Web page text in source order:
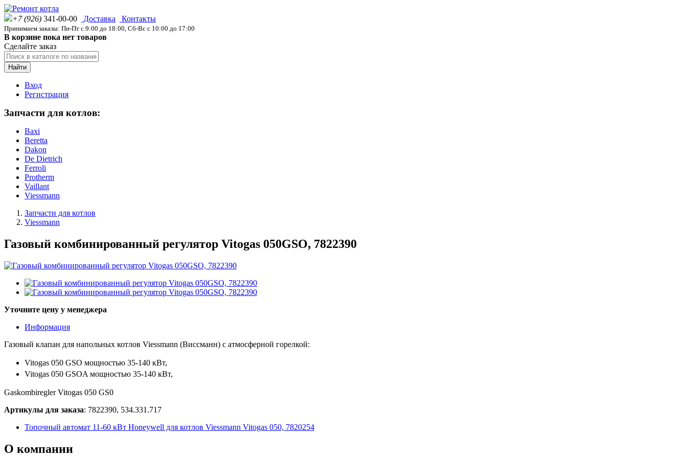
+7 (926) 341-00-00 Доставка Контакты
Принимаем заказы: Пн-Пт с 9:00 до 18:00, Сб-Вс с 10:00 до 17:00
В корзине пока нет товаров
Сделайте заказ
Найти
Вход
Регистрация
Запчасти для котлов:
Baxi
Beretta
Dakon
De Dietrich
Ferroli
Protherm
Vaillant
Viessmann
Запчасти для котлов
Viessmann
Газовый комбинированный регулятор Vitogas 050GSO, 7822390
Уточните цену у менеджера
Информация
Газовый клапан для напольных котлов Viessmann (Виссманн) с атмосферной горелкой:
Vitogas 050 GSO мощностью 35-140 кВт,
Vitogas 050 GSOA мощностью 35-140 кВт,
Gaskombiregler Vitogas 050 GS0
Артикулы для заказа: 7822390, 534.331.717
Топочный автомат 11-60 кВт Honeywell для котлов Viessmann Vitogas 050, 7820254
О компании